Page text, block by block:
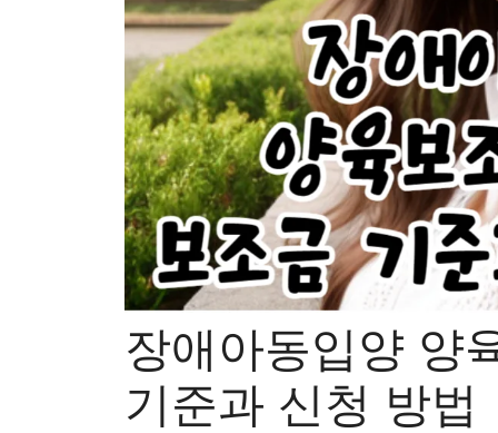
장애아동입양 양
기준과 신청 방법